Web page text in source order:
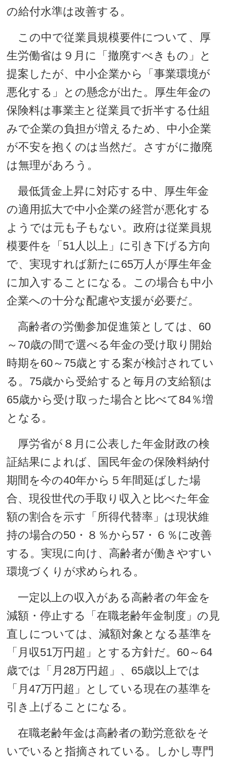
の給付水準は改善する。
この中で従業員規模要件について、厚
生労働省は９月に「撤廃すべきもの」と
提案したが、中小企業から「事業環境が
悪化する」との懸念が出た。厚生年金の
保険料は事業主と従業員で折半する仕組
みで企業の負担が増えるため、中小企業
が不安を抱くのは当然だ。さすがに撤廃
は無理があろう。
最低賃金上昇に対応する中、厚生年金
の適用拡大で中小企業の経営が悪化する
ようでは元も子もない。政府は従業員規
模要件を「51人以上」に引き下げる方向
で、実現すれば新たに65万人が厚生年金
に加入することになる。この場合も中小
企業への十分な配慮や支援が必要だ。
高齢者の労働参加促進策としては、60
～70歳の間で選べる年金の受け取り開始
時期を60～75歳とする案が検討されてい
る。75歳から受給すると毎月の支給額は
65歳から受け取った場合と比べて84％増
となる。
厚労省が８月に公表した年金財政の検
証結果によれば、国民年金の保険料納付
期間を今の40年から５年間延ばした場
合、現役世代の手取り収入と比べた年金
額の割合を示す「所得代替率」は現状維
持の場合の50・８％から57・６％に改善
する。実現に向け、高齢者が働きやすい
環境づくりが求められる。
一定以上の収入がある高齢者の年金を
減額・停止する「在職老齢年金制度」の見
直しについては、減額対象となる基準を
「月収51万円超」とする方針だ。60～64
歳では「月28万円超」、65歳以上では
「月47万円超」としている現在の基準を
引き上げることになる。
在職老齢年金は高齢者の勤労意欲をそ
いでいると指摘されている。しかし専門